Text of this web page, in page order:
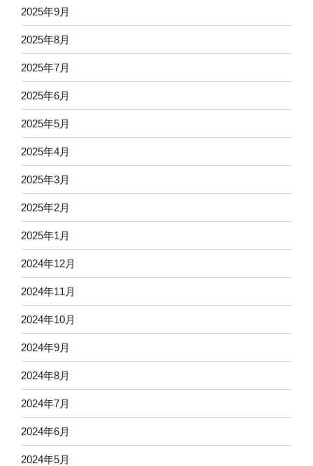
2025年9月
2025年8月
2025年7月
2025年6月
2025年5月
2025年4月
2025年3月
2025年2月
2025年1月
2024年12月
2024年11月
2024年10月
2024年9月
2024年8月
2024年7月
2024年6月
2024年5月